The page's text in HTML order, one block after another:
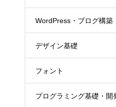
WordPress・ブログ構築
デザイン基礎
フォント
プログラミング基礎・開